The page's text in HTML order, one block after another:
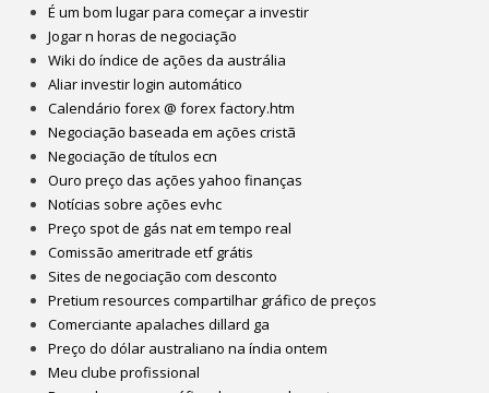
É um bom lugar para começar a investir
Jogar n horas de negociação
Wiki do índice de ações da austrália
Aliar investir login automático
Calendário forex @ forex factory.htm
Negociação baseada em ações cristã
Negociação de títulos ecn
Ouro preço das ações yahoo finanças
Notícias sobre ações evhc
Preço spot de gás nat em tempo real
Comissão ameritrade etf grátis
Sites de negociação com desconto
Pretium resources compartilhar gráfico de preços
Comerciante apalaches dillard ga
Preço do dólar australiano na índia ontem
Meu clube profissional